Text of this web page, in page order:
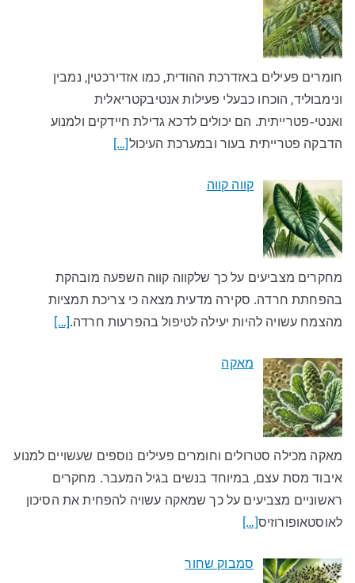
חומרים פעילים באזדרכת ההודית, כמו אזדירכטין, נמבין
ונימבוליד, הוכחו כבעלי פעילות אנטיבקטריאלית
ואנטי-פטרייתית. הם יכולים לדכא גדילת חיידקים ולמנוע
הדבקה פטרייתית בעור ובמערכת העיכול[…]
קווה קווה
מחקרים מצביעים על כך שלקווה קווה השפעה מובהקת
בהפחתת חרדה. סקירה מדעית מצאה כי צריכת תמציות
מהצמח עשויה להיות יעילה לטיפול בהפרעות חרדה.[…]
מאקה
מאקה מכילה סטרולים וחומרים פעילים נוספים שעשויים למנוע
איבוד מסת עצם, במיוחד בנשים בגיל המעבר. מחקרים
ראשוניים מצביעים על כך שמאקה עשויה להפחית את הסיכון
לאוסטאופורוזיס[…]
סמבוק שחור